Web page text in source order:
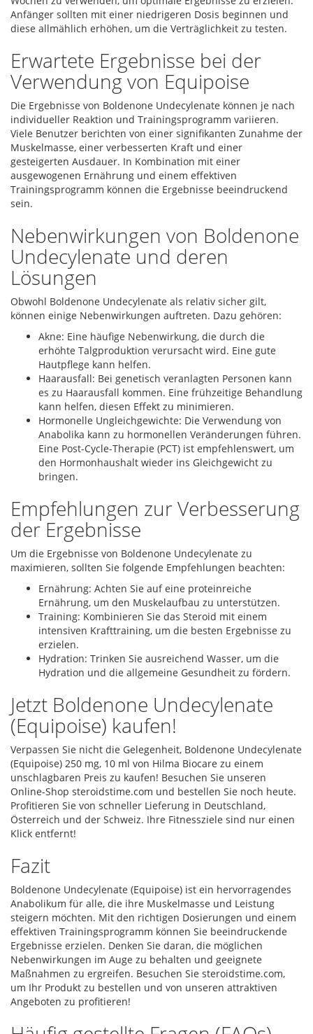
Anfänger sollten mit einer niedrigeren Dosis beginnen und
diese allmählich erhöhen, um die Verträglichkeit zu testen.
Erwartete Ergebnisse bei der
Verwendung von Equipoise
Die Ergebnisse von Boldenone Undecylenate können je nach
individueller Reaktion und Trainingsprogramm variieren.
Viele Benutzer berichten von einer signifikanten Zunahme der
Muskelmasse, einer verbesserten Kraft und einer
gesteigerten Ausdauer. In Kombination mit einer
ausgewogenen Ernährung und einem effektiven
Trainingsprogramm können die Ergebnisse beeindruckend
sein.
Nebenwirkungen von Boldenone
Undecylenate und deren
Lösungen
Obwohl Boldenone Undecylenate als relativ sicher gilt,
können einige Nebenwirkungen auftreten. Dazu gehören:
Akne: Eine häufige Nebenwirkung, die durch die
erhöhte Talgproduktion verursacht wird. Eine gute
Hautpflege kann helfen.
Haarausfall: Bei genetisch veranlagten Personen kann
es zu Haarausfall kommen. Eine frühzeitige Behandlung
kann helfen, diesen Effekt zu minimieren.
Hormonelle Ungleichgewichte: Die Verwendung von
Anabolika kann zu hormonellen Veränderungen führen.
Eine Post-Cycle-Therapie (PCT) ist empfehlenswert, um
den Hormonhaushalt wieder ins Gleichgewicht zu
bringen.
Empfehlungen zur Verbesserung
der Ergebnisse
Um die Ergebnisse von Boldenone Undecylenate zu
maximieren, sollten Sie folgende Empfehlungen beachten:
Ernährung: Achten Sie auf eine proteinreiche
Ernährung, um den Muskelaufbau zu unterstützen.
Training: Kombinieren Sie das Steroid mit einem
intensiven Krafttraining, um die besten Ergebnisse zu
erzielen.
Hydration: Trinken Sie ausreichend Wasser, um die
Hydration und die allgemeine Gesundheit zu fördern.
Jetzt Boldenone Undecylenate
(Equipoise) kaufen!
Verpassen Sie nicht die Gelegenheit, Boldenone Undecylenate
(Equipoise) 250 mg, 10 ml von Hilma Biocare zu einem
unschlagbaren Preis zu kaufen! Besuchen Sie unseren
Online-Shop steroidstime.com und bestellen Sie noch heute.
Profitieren Sie von schneller Lieferung in Deutschland,
Österreich und der Schweiz. Ihre Fitnessziele sind nur einen
Klick entfernt!
Fazit
Boldenone Undecylenate (Equipoise) ist ein hervorragendes
Anabolikum für alle, die ihre Muskelmasse und Leistung
steigern möchten. Mit den richtigen Dosierungen und einem
effektiven Trainingsprogramm können Sie beeindruckende
Ergebnisse erzielen. Denken Sie daran, die möglichen
Nebenwirkungen im Auge zu behalten und geeignete
Maßnahmen zu ergreifen. Besuchen Sie steroidstime.com,
um Ihr Produkt zu bestellen und von unseren attraktiven
Angeboten zu profitieren!